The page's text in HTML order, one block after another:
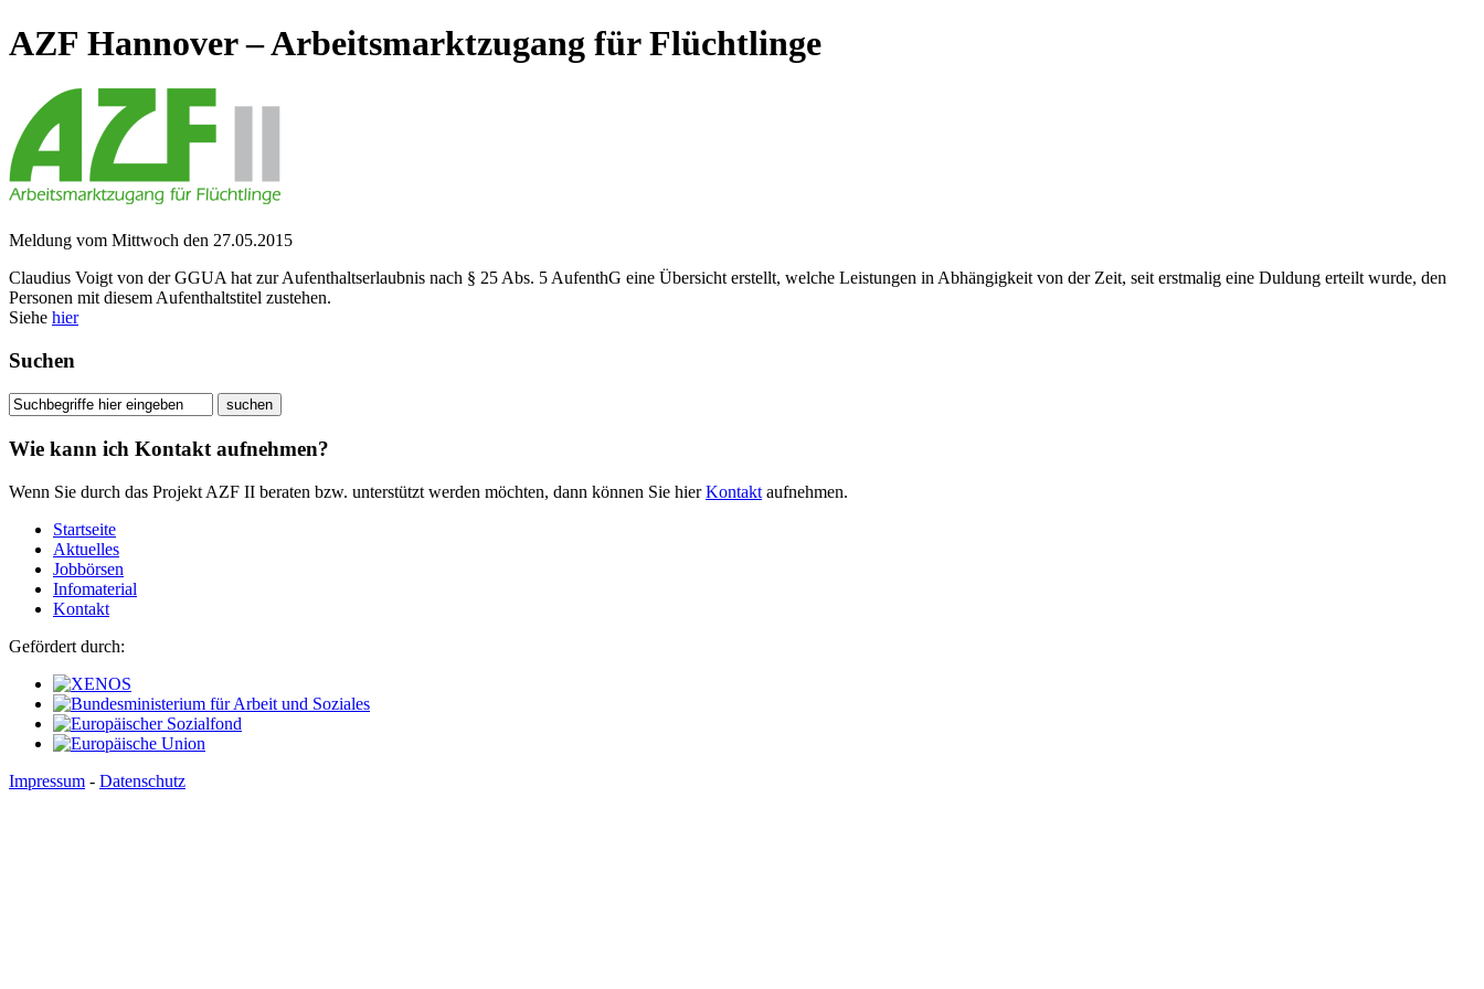
AZF Hannover – Arbeitsmarktzugang für Flüchtlinge
Meldung vom Mittwoch den 27.05.2015
Claudius Voigt von der GGUA hat zur Aufenthaltserlaubnis nach § 25 Abs. 5 AufenthG eine Übersicht erstellt, welche Leistungen in Abhängigkeit von der Zeit, seit erstmalig eine Duldung erteilt wurde, den
Personen mit diesem Aufenthaltstitel zustehen.
Siehe hier
Suchen
Wie kann ich Kontakt aufnehmen?
Wenn Sie durch das Projekt AZF II beraten bzw. unterstützt werden möchten, dann können Sie hierKontakt aufnehmen.
Startseite
Aktuelles
Jobbörsen
Infomaterial
Kontakt
Gefördert durch:
Impressum - Datenschutz